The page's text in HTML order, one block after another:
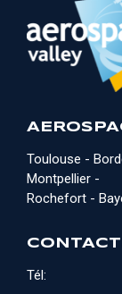
Toulouse -
Montpellier -
Rochefort -
Tél: